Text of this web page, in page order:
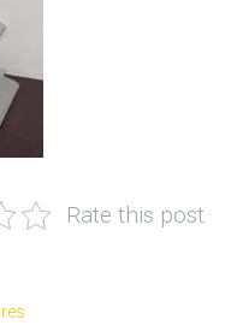
Rate this post